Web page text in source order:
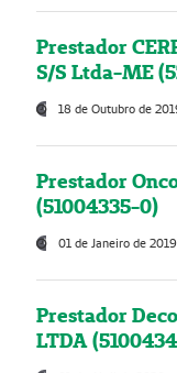
Prestador
S/S Ltda-ME
18 de Outubro de
Prestador
(51004335-0)
01 de Janeiro de 2019
Prestador
LTDA